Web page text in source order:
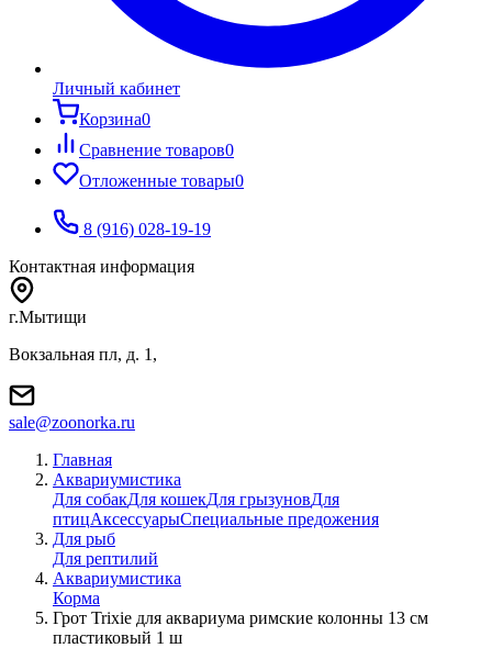
Личный кабинет
Корзина0
Сравнение товаров0
Отложенные товары0
8 (916) 028-19-19
Контактная информация
г.Мытищи
Вокзальная пл, д. 1,
sale@zoonorka.ru
Главная
Аквариумистика
Для собакДля кошекДля грызуновДля
птицАксессуарыСпециальные предожения
Для рыб
Для рептилий
Аквариумистика
Корма
Грот Trixie для аквариума римские колонны 13 см
пластиковый 1 ш